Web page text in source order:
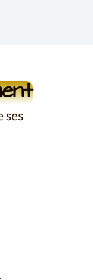
ses